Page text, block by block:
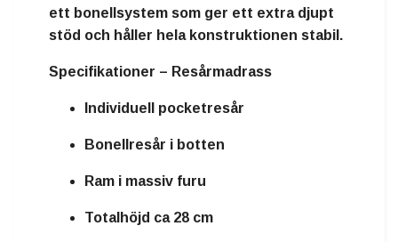
ett bonellsystem som ger ett extra djupt
stöd och håller hela konstruktionen stabil.
Specifikationer – Resårmadrass
Individuell pocketresår
Bonellresår i botten
Ram i massiv furu
Totalhöjd ca 28 cm